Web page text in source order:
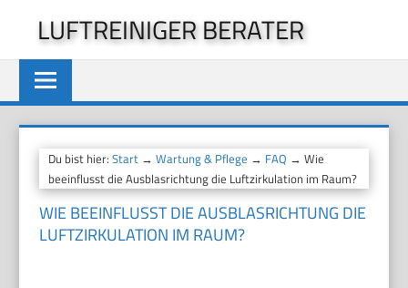
springen
LUFTREINIGER BERATER
Du bist hier:Start →Wartung & Pflege → FAQ → Wie
beeinflusst die Ausblasrichtung die Luftzirkulation im Raum?
WIE BEEINFLUSST DIE AUSBLASRICHTUNG DIE
LUFTZIRKULATION IM RAUM?